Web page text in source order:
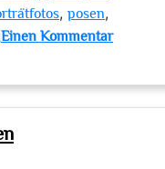
, posen,
Einen Kommentar